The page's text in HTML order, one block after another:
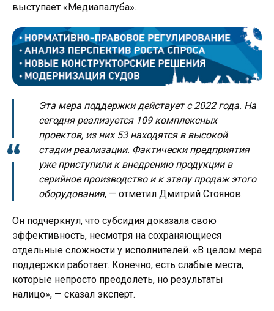
выступает «Медиапалуба».
Эта мера поддержки действует с 2022 года. На
сегодня реализуется 109 комплексных
проектов, из них 53 находятся в высокой
стадии реализации. Фактически предприятия
уже приступили к внедрению продукции в
серийное производство и к этапу продаж этого
оборудования, — отметил Дмитрий Стоянов.
Он подчеркнул, что субсидия доказала свою
эффективность, несмотря на сохраняющиеся
отдельные сложности у исполнителей. «В целом мера
поддержки работает. Конечно, есть слабые места,
которые непросто преодолеть, но результаты
налицо», — сказал эксперт.